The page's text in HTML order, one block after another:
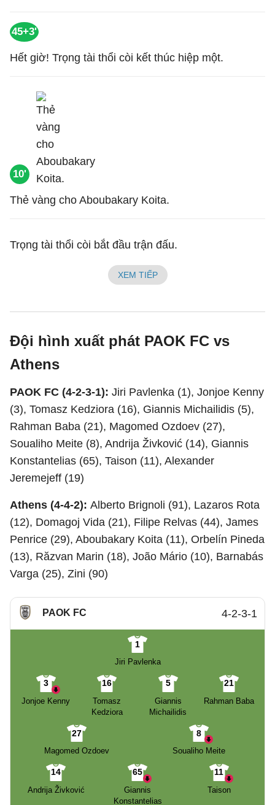
45+3'
Hết giờ! Trọng tài thổi còi kết thúc hiệp một.
10'
Thẻ vàng cho Aboubakary Koita.
Trọng tài thổi còi bắt đầu trận đấu.
XEM TIẾP
Đội hình xuất phát PAOK FC vs
Athens
PAOK FC (4-2-3-1): Jiri Pavlenka (1), Jonjoe Kenny
(3), Tomasz Kedziora (16), Giannis Michailidis (5),
Rahman Baba (21), Magomed Ozdoev (27),
Soualiho Meite (8), Andrija Živković (14), Giannis
Konstantelias (65), Taison (11), Alexander
Jeremejeff (19)
Athens (4-4-2): Alberto Brignoli (91), Lazaros Rota
(12), Domagoj Vida (21), Filipe Relvas (44), James
Penrice (29), Aboubakary Koita (11), Orbelín Pineda
(13), Răzvan Marin (18), João Mário (10), Barnabás
Varga (25), Zini (90)
PAOK FC 4-2-3-1
1
Jiri Pavlenka
3
Jonjoe Kenny
16
Tomasz
Kedziora
5
Giannis
Michailidis
21
Rahman Baba
27
Magomed Ozdoev
8
Soualiho Meite
14
Andrija Živković
65
Giannis
Konstantelias
11
Taison